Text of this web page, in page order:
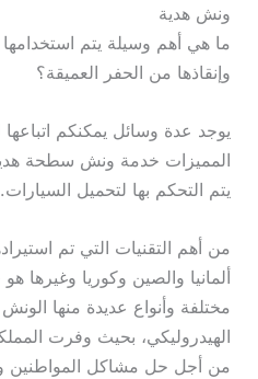
ونش هدية
ما هي أهم وسيلة يتم
وإنقاذها من الحفر العميقة؟
يوجد عدة وسائل يمكنكم
المميزات خدمة ونش سطحة
يتم التحكم بها لتحميل السيارات.
من أهم التقنيات التي تم
ألمانيا والصين وكوريا وغيرها
مختلفة وأنواع عديدة منها الونش
الهيدروليكي، بحيث وفرت
من أجل حل مشاكل المواطنين